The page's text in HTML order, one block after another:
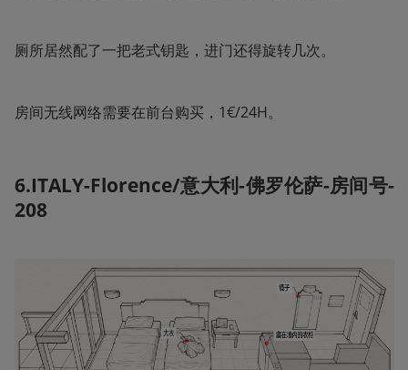
厕所居然配了一把老式钥匙，进门还得旋转几次。
房间无线网络需要在前台购买，1€/24H。
6.ITALY-Florence/意大利-佛罗伦萨-房间号-
208